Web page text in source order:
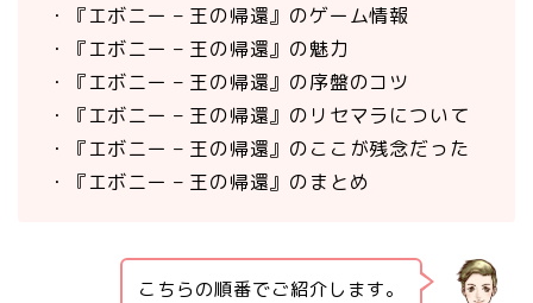
・『エボニー – 王の帰還』のゲーム情報
・『エボニー – 王の帰還』の魅力
・『エボニー – 王の帰還』の序盤のコツ
・『エボニー – 王の帰還』のリセマラについて
・『エボニー – 王の帰還』のここが残念だった
・『エボニー – 王の帰還』のまとめ
こちらの順番でご紹介します。